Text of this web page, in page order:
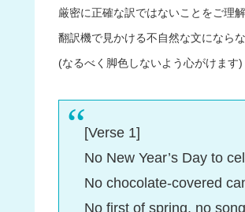
厳密に正確な訳ではないことをご理
翻訳機で見かける不自然な文になら
(なるべく脚色しないよう心がけます)
[Verse 1]
No New Year’s Day to
No chocolate-covered
No first of spring, no